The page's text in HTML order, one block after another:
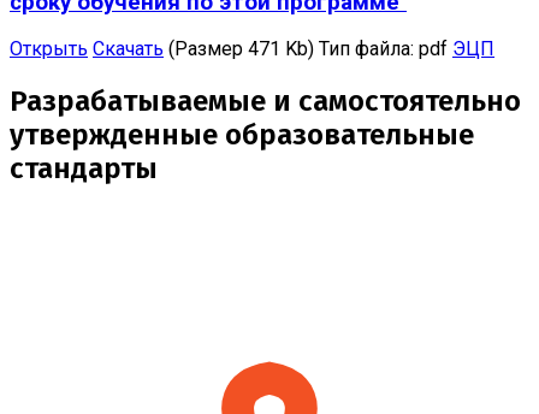
Открыть Скачать (Размер 471 Kb) Тип файла: pdf ЭЦП
Разрабатываемые и самостоятельно
утвержденные образовательные
стандарты